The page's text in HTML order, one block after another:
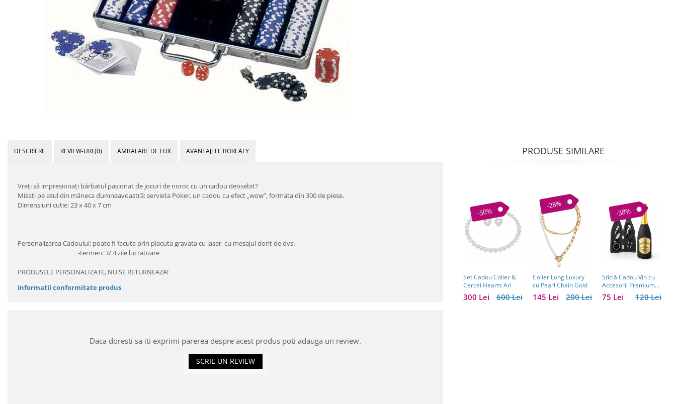
DESCRIERE REVIEW-URI(0) AMBALARE DE LUX AVANTAJELE BOREALY
Vreţi să impresionaţi bărbatul pasionat de jocuri de noroc cu un cadou deosebit?
Mizaţi pe asul din mâneca dumneavoastră: servieta Poker, un cadou cu efect „wow”, formata din 300 de piese.
Dimensiuni cutie: 23 x 40 x 7 cm
Personalizarea Cadoului: poate fi facuta prin placuta gravata cu laser, cu mesajul dorit de dvs.
-termen: 3/ 4 zile lucratoare
PRODUSELE PERSONALIZATE, NU SE RETURNEAZA!
Informatii conformitate produs
Daca doresti sa iti exprimi parerea despre acest produs poti adauga un review.
SCRIE UN REVIEW
PRODUSE SIMILARE
-50%
Set Cadou Colier &
Cercei Hearts Ari
600 Lei
300 Lei
-28%
Colier Lung Luxury
cu Pearl Chain Gold
200 Lei
145 Lei
-38%
Sticlă Cadou Vin cu
Accesorii Premium
Personalizată – Set
Elegant pentru120 Lei
75 Lei